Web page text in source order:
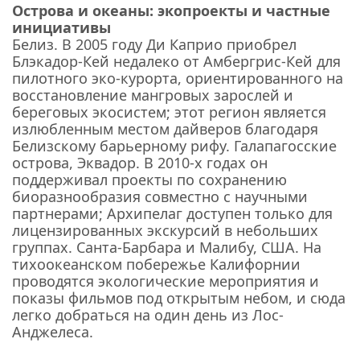
Острова и океаны: экопроекты и частные
инициативы
Белиз. В 2005 году Ди Каприо приобрел
Блэкадор-Кей недалеко от Амбергрис-Кей для
пилотного эко-курорта, ориентированного на
восстановление мангровых зарослей и
береговых экосистем; этот регион является
излюбленным местом дайверов благодаря
Белизскому барьерному рифу. Галапагосские
острова, Эквадор. В 2010-х годах он
поддерживал проекты по сохранению
биоразнообразия совместно с научными
партнерами; Архипелаг доступен только для
лицензированных экскурсий в небольших
группах. Санта-Барбара и Малибу, США. На
тихоокеанском побережье Калифорнии
проводятся экологические мероприятия и
показы фильмов под открытым небом, и сюда
легко добраться на один день из Лос-
Анджелеса.